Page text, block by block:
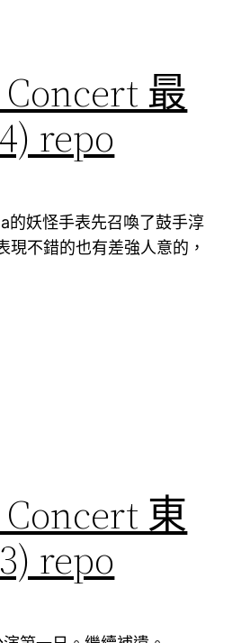
最
repo
的妖怪手表先召喚了鼓手淳
現不錯的也有差強人意的，
東
repo